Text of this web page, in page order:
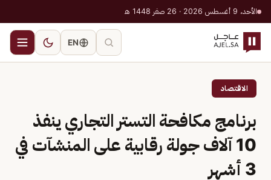
الأحد، 9 أغسطس 2026 · 26 صفر 1448 هـ
EN
الاقتصاد
برنامج مكافحة التستر التجاري ينفذ
10 آلاف جولة رقابية على المنشآت في
3 أشهر